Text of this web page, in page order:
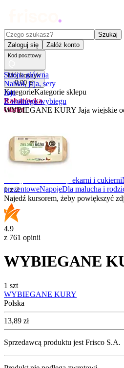
Czego szukasz?
Szukaj
Zaloguj się
Załóż konto
Kod pocztowy
Mój koszyk
0,00 zł
KategorieKategorie sklepu
Rabatówka
Outlet
Kupony
Dla Biura
Z piekarni i cukierni
prezentoweNapojeDla malucha i
Strona główna
Nabiał, jaja, sery
Jaja
Z wolnego wybiegu
WYBIEGANE KURY Jaja wiejskie
1z2
Najedź kursorem, żeby powiększyć
4.9
z 761 opinii
WYBIEGANE
1 szt
WYBIEGANE KURY
Polska
Cena
13,89 zł
Sprzedawcą produktu jest Frisco S.A.